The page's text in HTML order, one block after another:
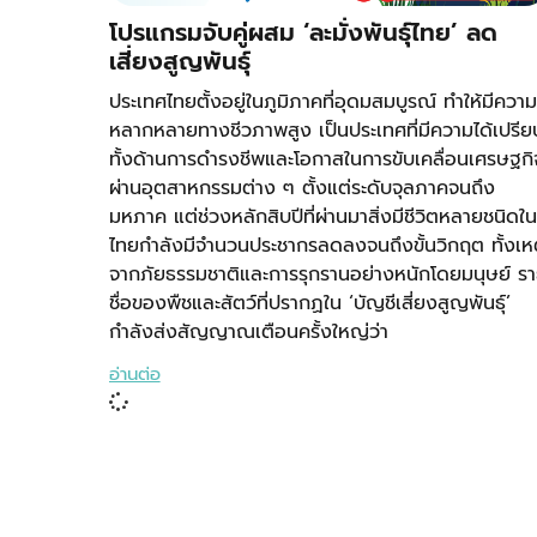
โปรแกรมจับคู่ผสม ‘ละมั่งพันธุ์ไทย’ ลด
เสี่ยงสูญพันธุ์
ประเทศไทยตั้งอยู่ในภูมิภาคที่อุดมสมบูรณ์ ทำให้มีความ
หลากหลายทางชีวภาพสูง เป็นประเทศที่มีความได้เปรี
ทั้งด้านการดำรงชีพและโอกาสในการขับเคลื่อนเศรษฐ
ผ่านอุตสาหกรรมต่าง ๆ ตั้งแต่ระดับจุลภาคจนถึง
มหภาค แต่ช่วงหลักสิบปีที่ผ่านมาสิ่งมีชีวิตหลายชนิดใน
ไทยกำลังมีจำนวนประชากรลดลงจนถึงขั้นวิกฤต ทั้งเ
จากภัยธรรมชาติและการรุกรานอย่างหนักโดยมนุษย์ ร
ชื่อของพืชและสัตว์ที่ปรากฏใน ‘บัญชีเสี่ยงสูญพันธุ์’
กำลังส่งสัญญาณเตือนครั้งใหญ่ว่า
อ่านต่อ